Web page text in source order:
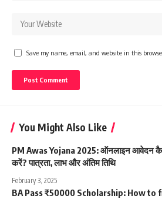
Save my name, email, and website in this
You Might Also Like
PM Awas Yojana 2025: ऑनलाइन आवेदन
करें? पात्रता, लाभ और अंतिम तिथि
February 3, 2025
BA Pass ₹50000 Scholarship: How to